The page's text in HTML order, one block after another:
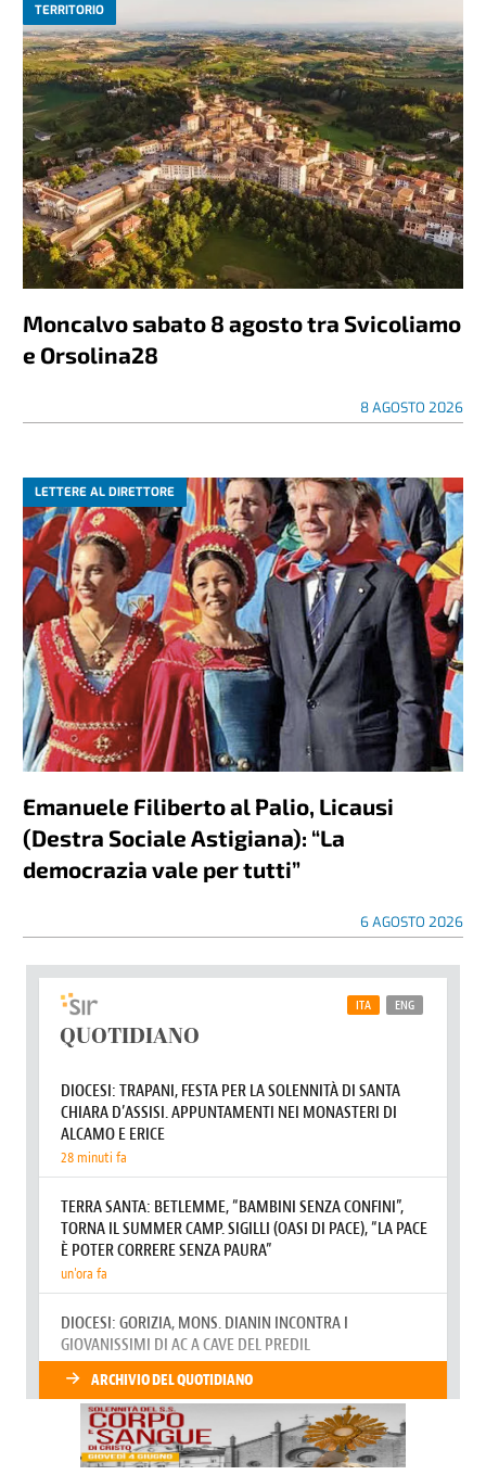
TERRITORIO
Moncalvo sabato 8 agosto tra Svicoliamo
e Orsolina28
8 AGOSTO 2026
LETTERE AL DIRETTORE
Emanuele Filiberto al Palio, Licausi
(Destra Sociale Astigiana): “La
democrazia vale per tutti”
6 AGOSTO 2026